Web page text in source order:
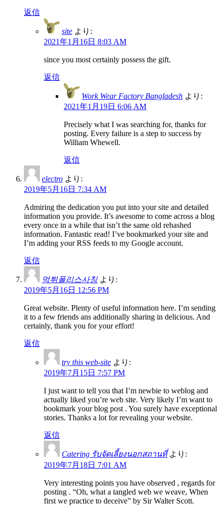
返信
site より:
2021年1月16日 8:03 AM
since you most certainly possess the gift.
返信
Work Wear Factory Bangladesh より:
2021年1月19日 6:06 AM
Precisely what I was searching for, thanks for
posting. Every failure is a step to success by
William Whewell.
返信
electro より:
2019年5月16日 7:34 AM
Admiring the dedication you put into your site and detailed
information you provide. It’s awesome to come across a blog
every once in a while that isn’t the same old rehashed
information. Fantastic read! I’ve bookmarked your site and
I’m adding your RSS feeds to my Google account.
返信
먹튀폴리스사칭 より:
2019年5月16日 12:56 PM
Great website. Plenty of useful information here. I’m sending
it to a few friends ans additionally sharing in delicious. And
certainly, thank you for your effort!
返信
try this web-site より:
2019年7月15日 7:57 PM
I just want to tell you that I’m newbie to weblog and
actually liked you’re web site. Very likely I’m want to
bookmark your blog post . You surely have exceptional
stories. Thanks a lot for revealing your website.
返信
Catering รับจัดเลี้ยงนอกสถานที่ より:
2019年7月18日 7:01 AM
Very interesting points you have observed , regards for
posting . “Oh, what a tangled web we weave, When
first we practice to deceive” by Sir Walter Scott.